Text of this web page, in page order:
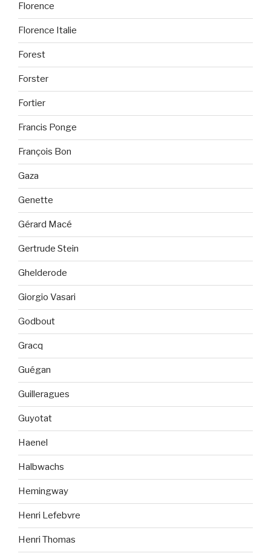
Florence
Florence Italie
Forest
Forster
Fortier
Francis Ponge
François Bon
Gaza
Genette
Gérard Macé
Gertrude Stein
Ghelderode
Giorgio Vasari
Godbout
Gracq
Guégan
Guilleragues
Guyotat
Haenel
Halbwachs
Hemingway
Henri Lefebvre
Henri Thomas